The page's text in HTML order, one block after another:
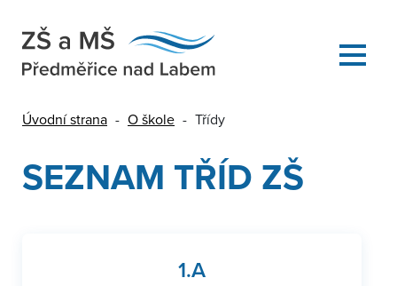
Úvodní strana - O škole - Třídy
SEZNAM TŘÍD ZŠ
1.A